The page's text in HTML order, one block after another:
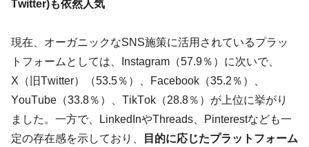
Twitter)も依然人気
現在、オーガニックなSNS施策に活用されているプラッ
トフォームとしては、Instagram（57.9％）に次いで、
X（旧Twitter）（53.5％）、Facebook（35.2％）、
YouTube（33.8％）、TikTok（28.8％）が上位に挙がり
ました。一方で、LinkedInやThreads、Pinterestなども一
定の存在感を示しており、
目的に応じたプラットフォーム